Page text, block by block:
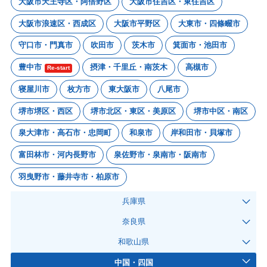
大阪市浪速区・西成区 大阪市平野区 大東市・四條畷市
守口市・門真市 吹田市 茨木市 箕面市・池田市
豊中市 Re-start 摂津・千里丘・南茨木 高槻市
寝屋川市 枚方市 東大阪市 八尾市
堺市堺区・西区 堺市北区・東区・美原区 堺市中区・南区
泉大津市・高石市・忠岡町 和泉市 岸和田市・貝塚市
富田林市・河内長野市 泉佐野市・泉南市・阪南市
羽曳野市・藤井寺市・柏原市
兵庫県
奈良県
和歌山県
中国・四国